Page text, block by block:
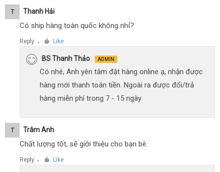
T Thanh Hải
Có ship hàng toàn quốc không nhỉ?
Reply ● Like
BS Thanh Thảo ADMIN
Có nhé, Anh yên tâm đặt hàng online ạ, nhận được
hàng mới thanh toán tiền. Ngoài ra được đổi/trả
hàng miễn phí trong 7 - 15 ngày
T Trâm Anh
Chất lượng tốt, sẽ giới thiệu cho bạn bè.
Reply ● Like